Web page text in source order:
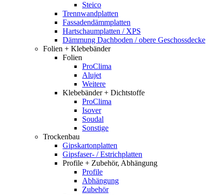
Steico
Trennwandplatten
Fassadendämmplatten
Hartschaumplatten / XPS
Dämmung Dachboden / obere Geschossdecke
Folien + Klebebänder
Folien
ProClima
Alujet
Weitere
Klebebänder + Dichtstoffe
ProClima
Isover
Soudal
Sonstige
Trockenbau
Gipskartonplatten
Gipsfaser- / Estrichplatten
Profile + Zubehör, Abhängung
Profile
Abhängung
Zubehör